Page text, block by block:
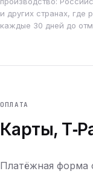
и других странах, где
каждые 30 дней до
ОПЛАТА
Карты,
Платёжная форма